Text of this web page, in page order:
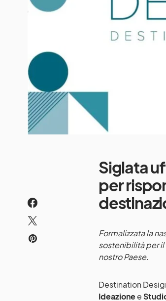
Siglata
per
Formalizzata la
sostenibilità per
nostro Paese.
Destination
Ideazionee